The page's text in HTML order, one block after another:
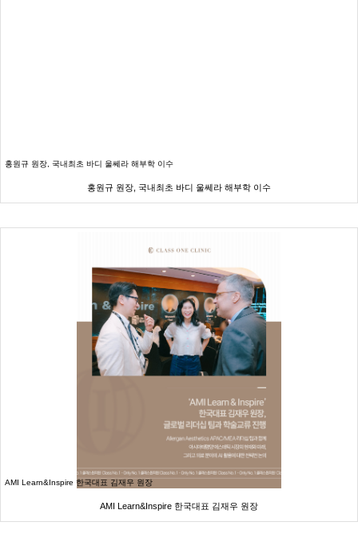
홍원규 원장, 국내최초 바디 울쎄라 해부학 이수
홍원규 원장, 국내최초 바디 울쎄라 해부학 이수
AMI Learn&Inspire 한국대표 김재우 원장
AMI Learn&Inspire 한국대표 김재우 원장